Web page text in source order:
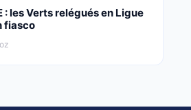
: les Verts relégués en Ligue
fiasco